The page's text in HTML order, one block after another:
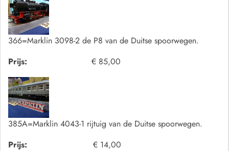
366=Marklin 3098-2 de P8 van de Duitse spoorwegen.
Prijs:
€ 85,00
385A=Marklin 4043-1 rijtuig van de Duitse spoorwegen.
Prijs:
€ 14,00